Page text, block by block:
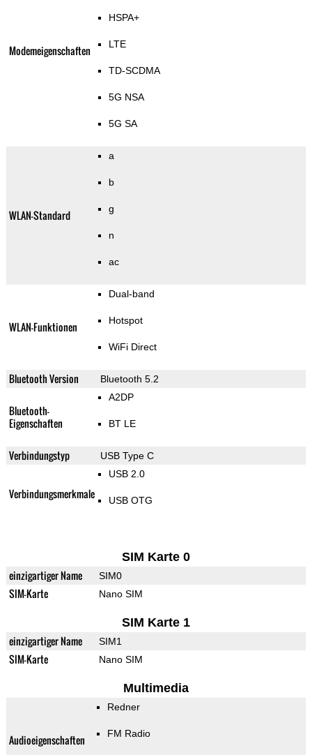
Modemeigenschaften
HSPA+
LTE
TD-SCDMA
5G NSA
5G SA
WLAN-Standard
a
b
g
n
ac
WLAN-Funktionen
Dual-band
Hotspot
WiFi Direct
Bluetooth Version Bluetooth 5.2
Bluetooth-
Eigenschaften
A2DP
BT LE
Verbindungstyp USB Type C
Verbindungsmerkmale
USB 2.0
USB OTG
SIM Karte 0
einzigartiger Name SIM0
SIM-Karte Nano SIM
SIM Karte 1
einzigartiger Name SIM1
SIM-Karte Nano SIM
Multimedia
Audioeigenschaften
Redner
FM Radio